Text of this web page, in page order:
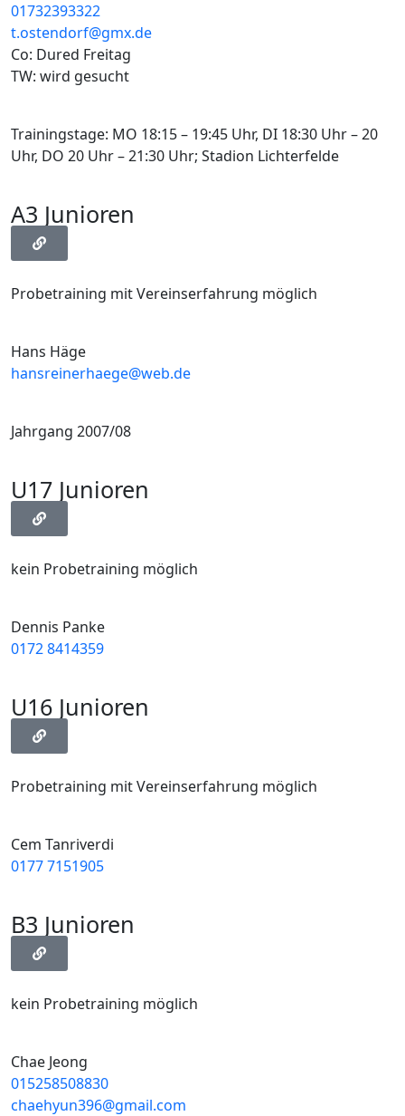
01732393322
t.ostendorf@gmx.de
Co: Dured Freitag
TW: wird gesucht
Trainingstage: MO 18:15 – 19:45 Uhr, DI 18:30 Uhr – 20
Uhr, DO 20 Uhr – 21:30 Uhr; Stadion Lichterfelde
A3 Junioren
Probetraining mit Vereinserfahrung möglich
Hans Häge
hansreinerhaege@web.de
Jahrgang 2007/08
U17 Junioren
kein Probetraining möglich
Dennis Panke
0172 8414359
U16 Junioren
Probetraining mit Vereinserfahrung möglich
Cem Tanriverdi
0177 7151905
B3 Junioren
kein Probetraining möglich
Chae Jeong
015258508830
chaehyun396@gmail.com